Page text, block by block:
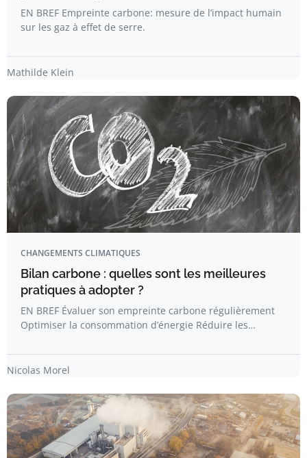
EN BREF Empreinte carbone: mesure de l’impact humain
sur les gaz à effet de serre.
Mathilde Klein
CHANGEMENTS CLIMATIQUES
Bilan carbone : quelles sont les meilleures
pratiques à adopter ?
EN BREF Évaluer son empreinte carbone régulièrement
Optimiser la consommation d’énergie Réduire les…
Nicolas Morel